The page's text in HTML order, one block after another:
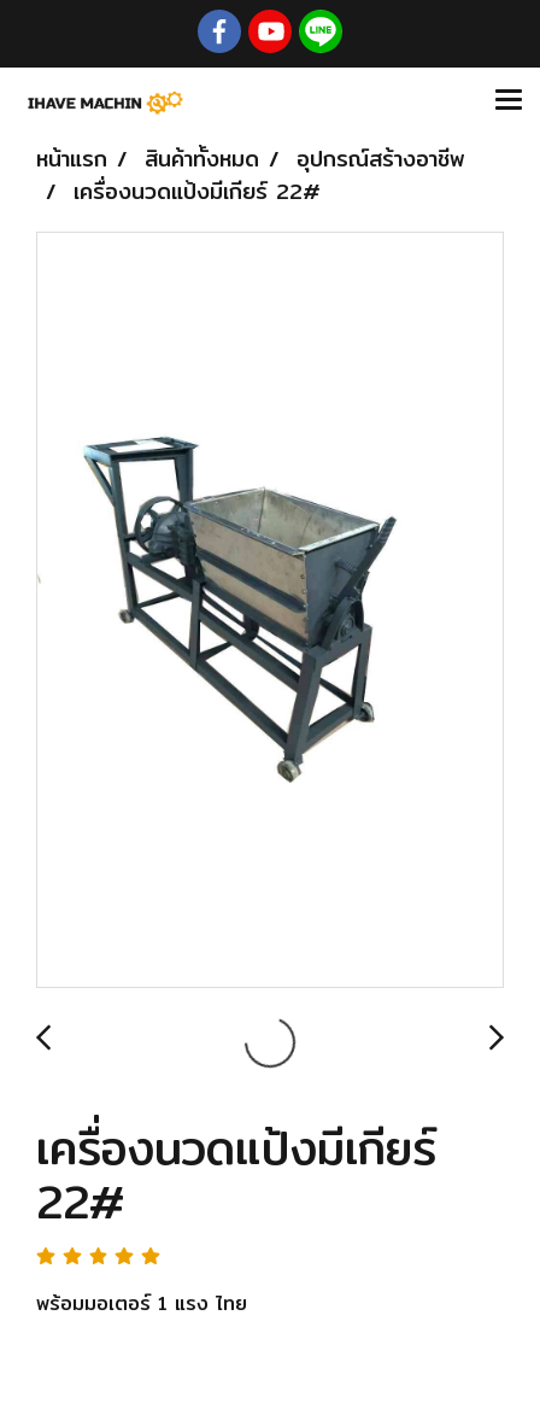
หน้าแรก สินค้าทั้งหมด
อุปกรณ์สร้างอาชีพ
เครื่องนวดแป้งมีเกียร์ 22#
เครื่องนวดแป้งมีเกียร์
22#
พร้อมมอเตอร์ 1 แรง ไทย